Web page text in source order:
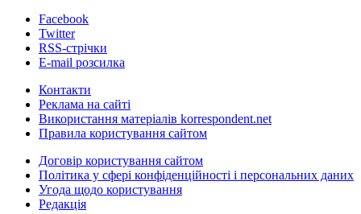
Facebook
Twitter
RSS-стрічки
E-mail розсилка
Контакти
Реклама на сайті
Використання матеріалів korrespondent.net
Правила користування сайтом
Договір користування сайтом
Політика у сфері конфіденційності і персональних даних
Угода щодо користування
Редакція